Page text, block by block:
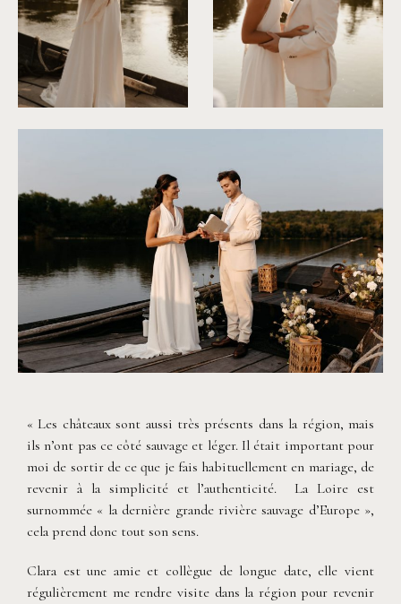
« Les châteaux sont aussi très présents dans la région, mais
ils n’ont pas ce côté sauvage et léger. Il était important pour
moi de sortir de ce que je fais habituellement en mariage, de
revenir à la simplicité et l’authenticité. La Loire est
surnommée « la dernière grande rivière sauvage d’Europe »,
cela prend donc tout son sens.
Clara est une amie et collègue de longue date, elle vient
régulièrement me rendre visite dans la région pour revenir